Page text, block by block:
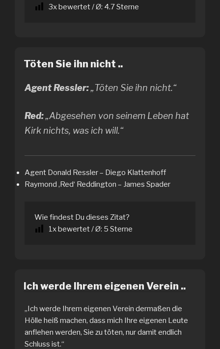
3x bewertet / Ø: 4.7Sterne
Töten Sie ihn nicht ..
Agent Ressler:„Töten Sie ihn nicht.“
Red:„Abgesehen von seinem Leben hat
Kirk nichts, was ich will.“
Agent Donald Ressler – Diego Klattenhoff
Raymond ‚Red‘ Reddington – James Spader
Wie findest Du dieses Zitat?
1 x bewertet / Ø: 5 Sterne
Ich werde Ihrem eigenen Verein ..
„Ich werde Ihrem eigenen Verein dermaßen die
Hölle heiß machen, dass mich Ihre eigenen Leute
anflehen werden, Sie zu töten, nur damit endlich
Schluss ist.“